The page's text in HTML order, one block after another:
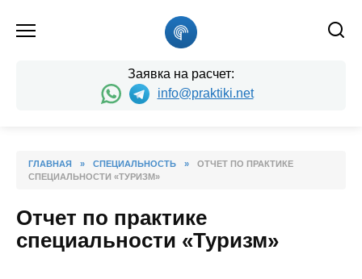
Заявка на расчет:
info@praktiki.net
ГЛАВНАЯ » СПЕЦИАЛЬНОСТЬ »
ОТЧЕТ ПО ПРАКТИКЕ
СПЕЦИАЛЬНОСТИ «ТУРИЗМ»
Отчет по практике
специальности «Туризм»